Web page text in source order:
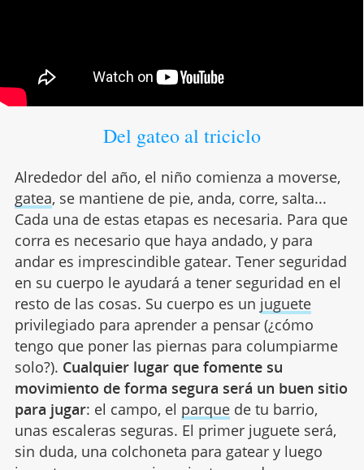
Del gateo al triciclo
Alrededor del año, el niño comienza a moverse,
gatea, se mantiene de pie, anda, corre, salta...
Cada una de estas etapas es necesaria. Para que
corra es necesario que haya andado, y para
andar es imprescindible gatear. Tener seguridad
en su cuerpo le ayudará a tener seguridad en el
resto de las cosas. Su cuerpo es un juguete
privilegiado para aprender a pensar (¿cómo
tengo que poner las piernas para columpiarme
solo?). Cualquier lugar que fomente su
movimiento de forma segura será un buen sitio
para jugar: el campo, el parquede tu barrio,
unas escaleras seguras. El primer juguete será,
sin duda, una colchoneta para gatear y luego